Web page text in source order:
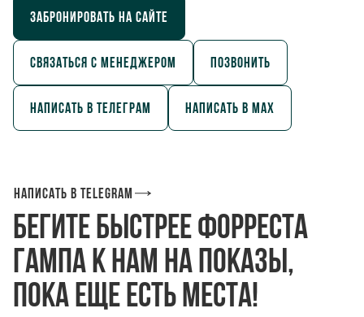
Забронировать на сайте
Связаться с менеджером Позвонить
Написать в телеграм Написать в max
Написать в Telegram
Бегите быстрее форреста
гампа к нам на показы,
пока еще есть места!